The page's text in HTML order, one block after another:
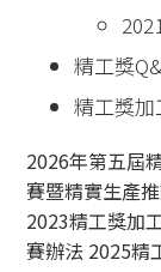
精工獎
精工獎
2026年第五屆
賽暨精實生產
2023精工獎加
賽辦法 2025精